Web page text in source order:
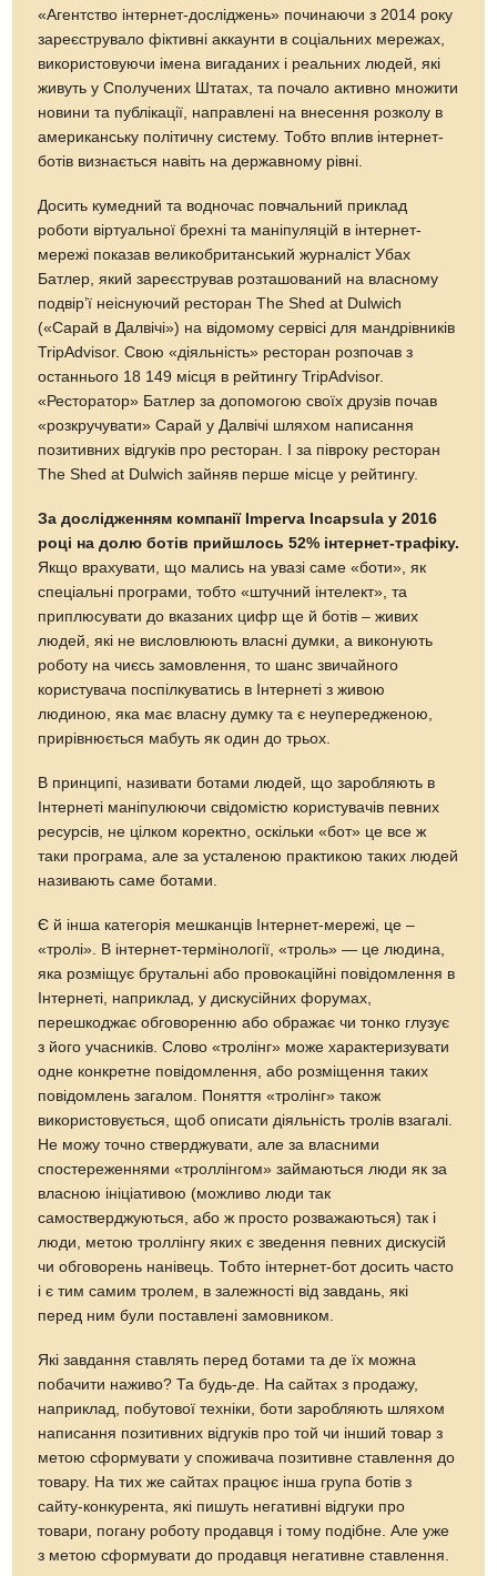
«Агентство інтернет-досліджень» починаючи з 2014 року
зареєструвало фіктивні аккаунти в соціальних мережах,
використовуючи імена вигаданих і реальних людей, які
живуть у Сполучених Штатах, та почало активно множити
новини та публікації, направлені на внесення розколу в
американську політичну систему. Тобто вплив інтернет-
ботів визнається навіть на державному рівні.
Досить кумедний та водночас повчальний приклад
роботи віртуальної брехні та маніпуляцій в інтернет-
мережі показав великобританський журналіст Убах
Батлер, який зареєстрував розташований на власному
подвір’ї неіснуючий ресторан The Shed at Dulwich
(«Сарай в Далвічі») на відомому сервісі для мандрівників
TripAdvisor. Свою «діяльність» ресторан розпочав з
останнього 18 149 місця в рейтингу TripAdvisor.
«Ресторатор» Батлер за допомогою своїх друзів почав
«розкручувати» Сарай у Далвічі шляхом написання
позитивних відгуків про ресторан. І за півроку ресторан
The Shed at Dulwich зайняв перше місце у рейтингу.
За дослідженням компанії Imperva Incapsula у 2016
році на долю ботів прийшлось 52% інтернет-трафіку.
Якщо врахувати, що мались на увазі саме «боти», як
спеціальні програми, тобто «штучний інтелект», та
приплюсувати до вказаних цифр ще й ботів – живих
людей, які не висловлюють власні думки, а виконують
роботу на чиєсь замовлення, то шанс звичайного
користувача поспілкуватись в Інтернеті з живою
людиною, яка має власну думку та є неупередженою,
прирівнюється мабуть як один до трьох.
В принципі, називати ботами людей, що заробляють в
Інтернеті маніпулюючи свідомістю користувачів певних
ресурсів, не цілком коректно, оскільки «бот» це все ж
таки програма, але за усталеною практикою таких людей
називають саме ботами.
Є й інша категорія мешканців Інтернет-мережі, це –
«тролі». В інтернет-термінології, «троль» — це людина,
яка розміщує брутальні або провокаційні повідомлення в
Інтернеті, наприклад, у дискусійних форумах,
перешкоджає обговоренню або ображає чи тонко глузує
з його учасників. Слово «тролінг» може характеризувати
одне конкретне повідомлення, або розміщення таких
повідомлень загалом. Поняття «тролінг» також
використовується, щоб описати діяльність тролів взагалі.
Не можу точно стверджувати, але за власними
спостереженнями «троллінгом» займаються люди як за
власною ініціативою (можливо люди так
самостверджуються, або ж просто розважаються) так і
люди, метою троллінгу яких є зведення певних дискусій
чи обговорень нанівець. Тобто інтернет-бот досить часто
і є тим самим тролем, в залежності від завдань, які
перед ним були поставлені замовником.
Які завдання ставлять перед ботами та де їх можна
побачити наживо? Та будь-де. На сайтах з продажу,
наприклад, побутової техніки, боти заробляють шляхом
написання позитивних відгуків про той чи інший товар з
метою сформувати у споживача позитивне ставлення до
товару. На тих же сайтах працює інша група ботів з
сайту-конкурента, які пишуть негативні відгуки про
товари, погану роботу продавця і тому подібне. Але уже
з метою сформувати до продавця негативне ставлення.